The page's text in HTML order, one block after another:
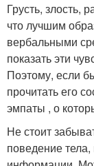
Грусть, злость,
что лучшим
вербальными
показать эти
Поэтому, если
прочитать его
эмпаты , о
Не стоит
поведение